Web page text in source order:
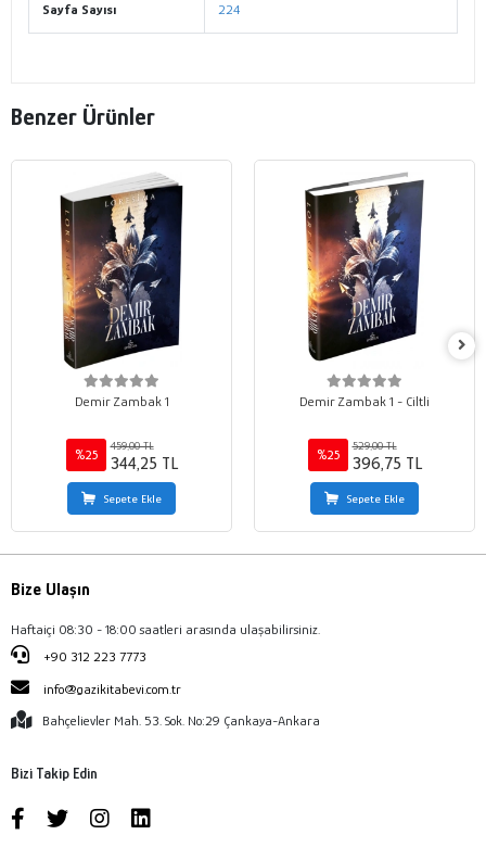
Sayfa Sayısı 224
Benzer Ürünler
Demir Zambak 1
%25
459,00 TL
344,25 TL
Sepete Ekle
Demir Zambak 1 - Ciltli
%25
529,00 TL
396,75 TL
Sepete Ekle
Bize Ulaşın
Haftaiçi 08:30 - 18:00 saatleri arasında ulaşabilirsiniz.
+90 312 223 7773
info@gazikitabevi.com.tr
Bahçelievler Mah. 53. Sok. No:29 Çankaya-Ankara
Bizi Takip Edin